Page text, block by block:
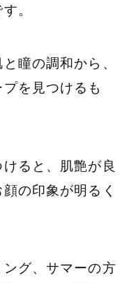
。
瞳の調和から、
を見つけるも
ると、肌艶が良
の印象が明るく
グ、サマーの方